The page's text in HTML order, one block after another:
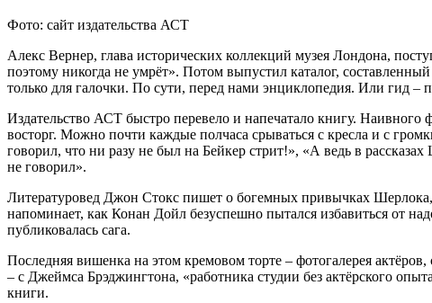
Фото: сайт издательства АСТ
Алекс Вернер, глава исторических коллекций музея Лондона,
поэтому никогда не умрёт». Потом выпустил каталог,
только для галочки. По сути, перед нами энциклопедия. Или гид
Издательство АСТ быстро перевело и напечатало книгу. Наивного
восторг. Можно почти каждые полчаса срываться с кресла и с
говорил, что ни разу не был на Бейкер стрит!», «А ведь в
не говорил».
Литературовед Джон Стокс пишет о богемных привычках
напоминает, как Конан Дойл безуспешно пытался избавиться от
публиковалась сага.
Последняя вишенка на этом кремовом торте – фотогалерея
– с Джеймса Брэджингтона, «работника студии без актёрского
книги.